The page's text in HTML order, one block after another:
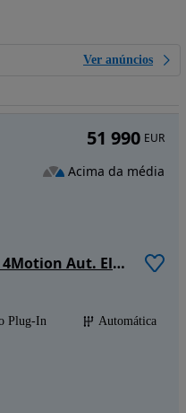
Ver anúncios
VW Touareg 3.0 V6 e-Hybrid 4Motion Aut. Elegance
Plug-In
Automática
51 990 EUR
Acima da média